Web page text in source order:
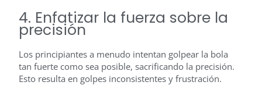
4. Enfatizar la fuerza sobre la
precisión
Los principiantes a menudo intentan golpear la bola
tan fuerte como sea posible, sacrificando la precisión.
Esto resulta en golpes inconsistentes y frustración.